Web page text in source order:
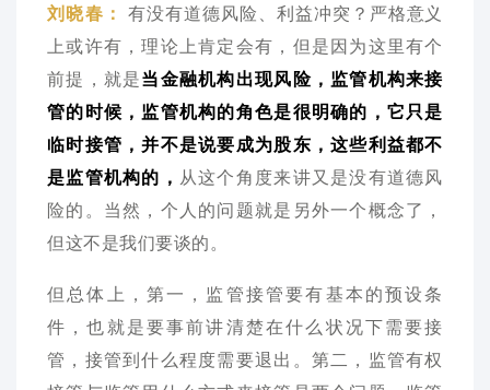
刘晓春：
有没有道德风险、利益冲突？严格意义
上或许有，理论上肯定会有，但是因为这里有个
前提，就是当金融机构出现风险，监管机构来接
管的时候，监管机构的角色是很明确的，它只是
临时接管，并不是说要成为股东，这些利益都不
是监管机构的， 从这个角度来讲又是没有道德风
险的。当然，个人的问题就是另外一个概念了，
但这不是我们要谈的。
但总体上，第一，监管接管要有基本的预设条
件，也就是要事前讲清楚在什么状况下需要接
管，接管到什么程度需要退出。第二，监管有权